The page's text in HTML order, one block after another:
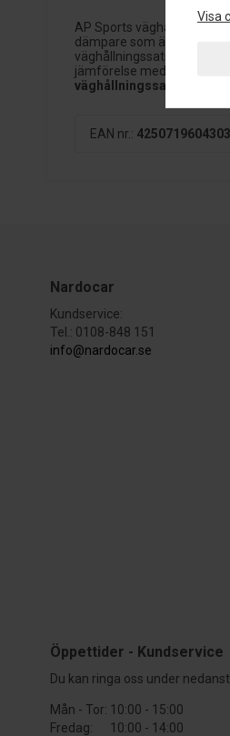
Visa
AP Sports
dämpare som är avstämd
väghållningssatser
jämförelse med coilovers,
väghållningssatser
EAN nr.: 4250719604303
Nardocar
Kundservice:
Tel.: 0108-848 151
info@nardocar.se
Öppettider - Kundservice
Du kan ringa oss under
Mån - Tor: 10:00 - 15:00
Fredag:
10:00 - 14:00